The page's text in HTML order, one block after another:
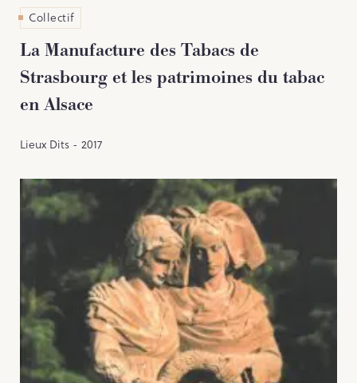
Collectif
La Manufacture des Tabacs de
Strasbourg et les patrimoines du tabac
en Alsace
Lieux Dits - 2017